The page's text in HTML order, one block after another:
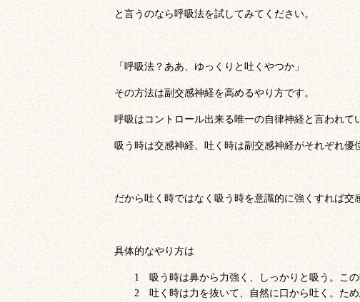
と言うのなら呼吸法を試してみてください。
「呼吸法？ああ、ゆっくりと吐くやつか」
その方法は副交感神経を高めるやり方です。
呼吸はコントロール出来る唯一の自律神経と言われて
吸う時は交感神経、吐く時は副交感神経がそれぞれ優
だから吐く時ではなく吸う時を意識的に強くすれば交
具体的なやり方は
吸う時は鼻から力強く、しっかりと吸う。こ
吐く時は力を抜いて、自然に口から吐く。た